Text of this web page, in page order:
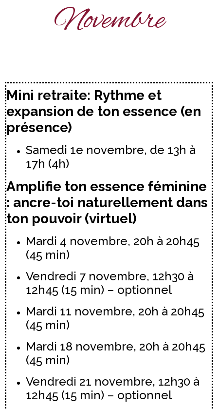
Novembre
Mini retraite: Rythme et
expansion de ton essence (en
présence)
Samedi 1e novembre, de 13h à
17h (4h)
Amplifie ton essence féminine
: ancre-toi naturellement dans
ton pouvoir (virtuel)
Mardi 4 novembre, 20h à 20h45
(45 min)
Vendredi 7 novembre, 12h30 à
12h45 (15 min) – optionnel
Mardi 11 novembre, 20h à 20h45
(45 min)
Mardi 18 novembre, 20h à 20h45
(45 min)
Vendredi 21 novembre, 12h30 à
12h45 (15 min) – optionnel